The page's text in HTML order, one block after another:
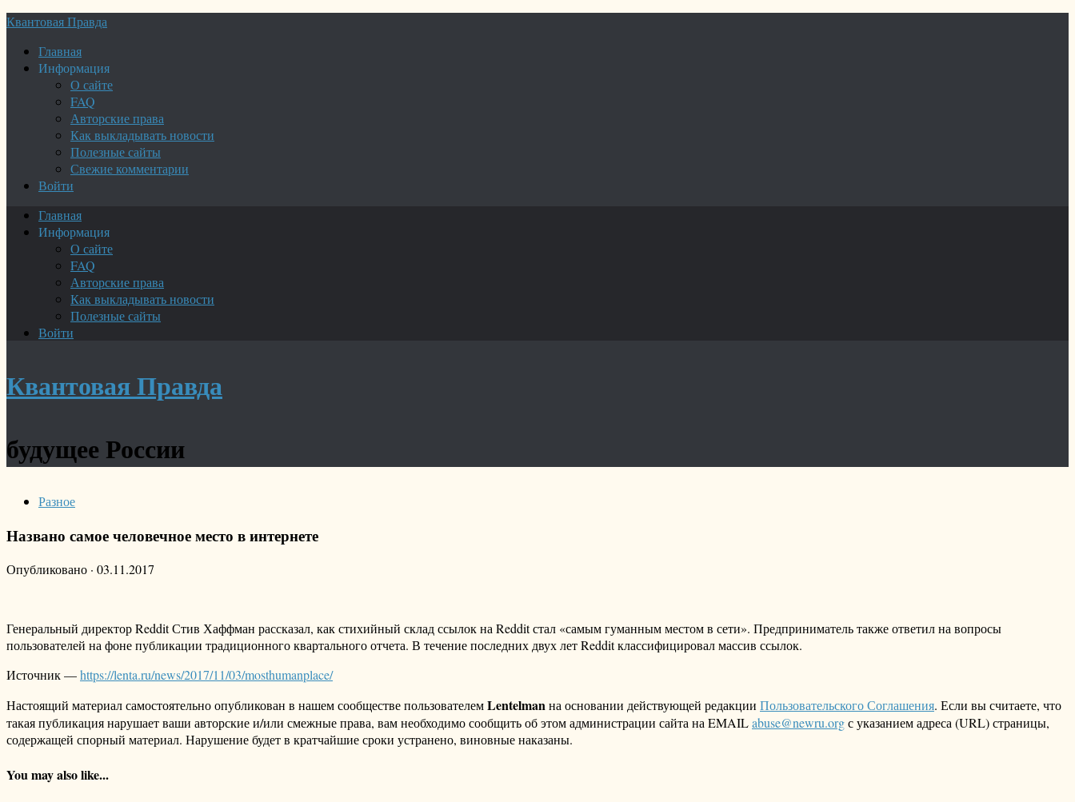
Квантовая Правда
Главная
Информация
О сайте
FAQ
Авторские права
Как выкладывать новости
Полезные сайты
Свежие комментарии
Войти
Главная
Информация
О сайте
FAQ
Авторские права
Как выкладывать новости
Полезные сайты
Войти
Квантовая Правда
будущее России
Разное
Названо самое человечное место в интернете
Опубликовано · 03.11.2017
Генеральный директор Reddit Стив Хаффман рассказал, как стихийный склад ссылок на Reddit стал «самым гуманным местом в сети». Предприниматель также ответил на вопросы
пользователей на фоне публикации традиционного квартального отчета. В течение последних двух лет Reddit классифицировал массив ссылок.
Источник —https://lenta.ru/news/2017/11/03/mosthumanplace/
Настоящий материал самостоятельно опубликован в нашем сообществе пользователемLentelmanна основании действующей редакции Пользовательского Соглашения. Если вы считаете, что
такая публикация нарушает ваши авторские и/или смежные права, вам необходимо сообщить об этом администрации сайта на EMAILabuse@newru.orgс указанием адреса (URL) страницы,
содержащей спорный материал. Нарушение будет в кратчайшие сроки устранено, виновные наказаны.
You may also like...